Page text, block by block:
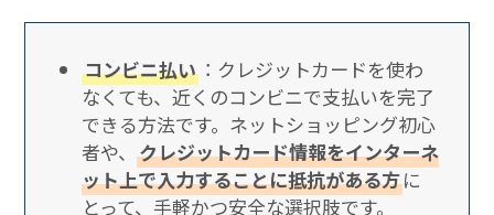
コンビニ払い ：クレジットカードを使わ
なくても、近くのコンビニで支払いを完了
できる方法です。ネットショッピング初心
者や、クレジットカード情報をインターネ
ット上で入力することに抵抗がある方に
とって、手軽かつ安全な選択肢です。